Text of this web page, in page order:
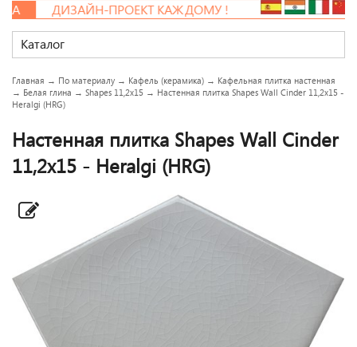
ДИЗАЙН-ПРОЕКТ КАЖДОМУ !
Каталог
Главная → По материалу → Кафель (керамика) → Кафельная плитка настенная
→ Белая глина → Shapes 11,2x15 → Настенная плитка Shapes Wall Cinder 11,2x15 -
Heralgi (HRG)
Настенная плитка Shapes Wall Cinder
11,2x15 - Heralgi (HRG)